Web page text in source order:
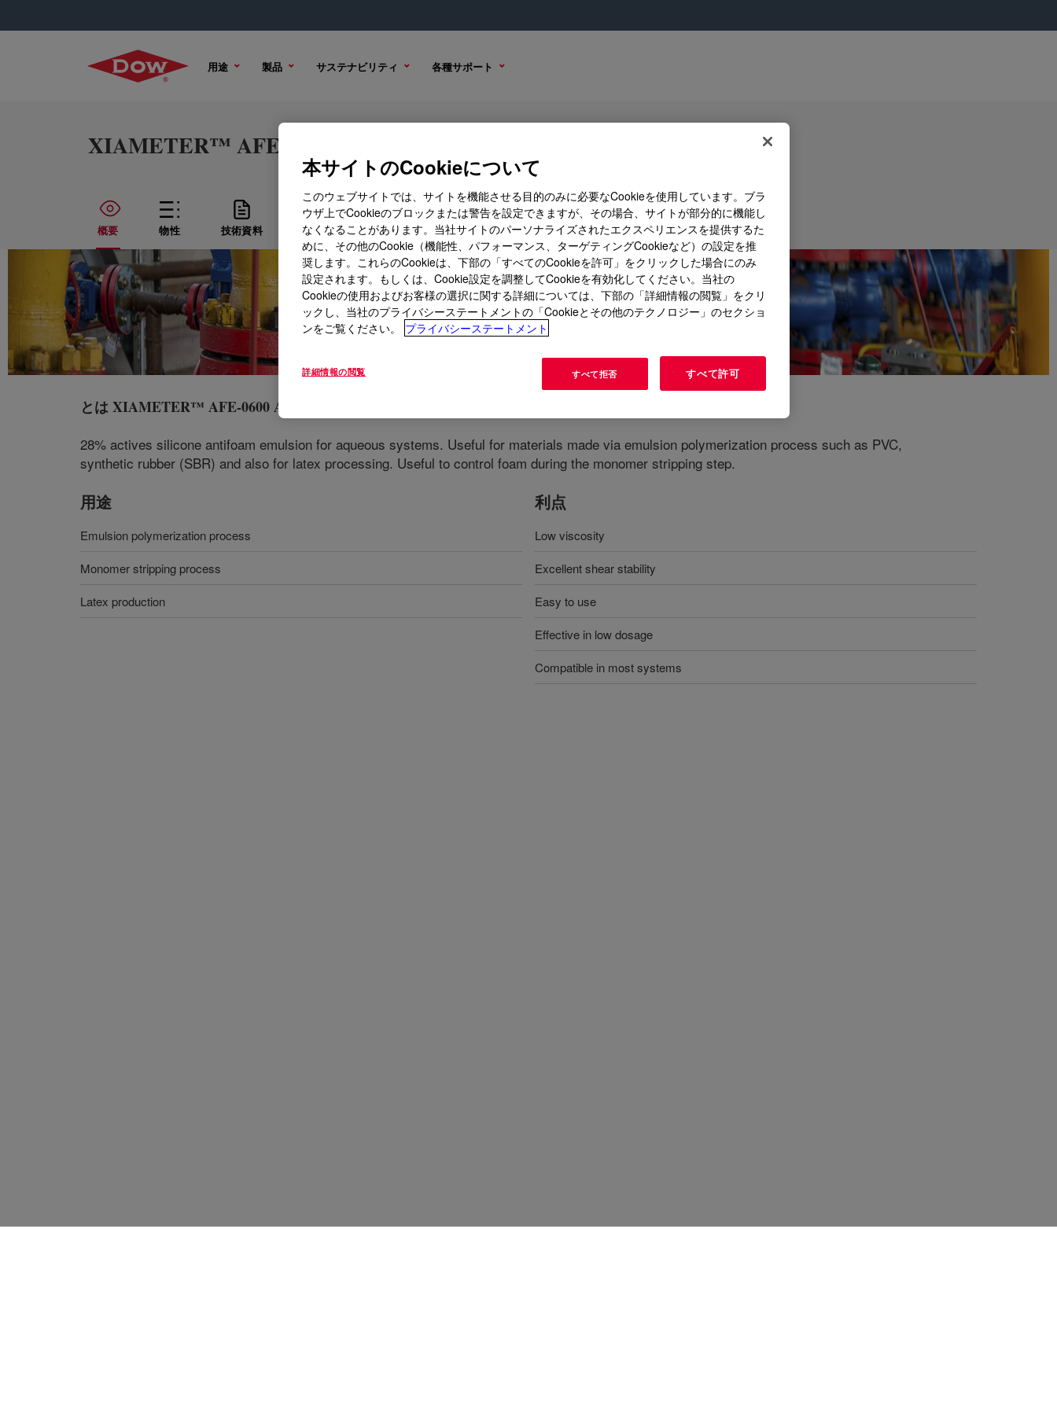
用途 製品 サステナビリティ 各種サポート
XIAMETER™ AFE-0600 Antifoam Emulsion
概要 物性 技術資料 サンプル オプション 購入オプション
とはXIAMETER™ AFE-0600 Antifoam Emulsion
28% actives silicone antifoam emulsion for aqueous systems. Useful for materials made via emulsion polymerization process such as PVC,
synthetic rubber (SBR) and also for latex processing. Useful to control foam during the monomer stripping step.
用途
Emulsion polymerization process
Monomer stripping process
Latex production
利点
Low viscosity
Excellent shear stability
Easy to use
Effective in low dosage
Compatible in most systems
本サイトのCookieについて
このウェブサイトでは、サイトを機能させる目的のみに必要なCookieを使用しています。ブラ
ウザ上でCookieのブロックまたは警告を設定できますが、その場合、サイトが部分的に機能し
なくなることがあります。当社サイトのパーソナライズされたエクスペリエンスを提供するた
めに、その他のCookie（機能性、パフォーマンス、ターゲティングCookieなど）の設定を推
奨します。これらのCookieは、下部の「すべてのCookieを許可」をクリックした場合にのみ
設定されます。もしくは、Cookie設定を調整してCookieを有効化してください。当社の
Cookieの使用およびお客様の選択に関する詳細については、下部の「詳細情報の閲覧」をクリ
ックし、当社のプライバシーステートメントの「Cookieとその他のテクノロジー」のセクショ
ンをご覧ください。
プライバシーステートメント
詳細情報の閲覧 すべて拒否 すべて許可